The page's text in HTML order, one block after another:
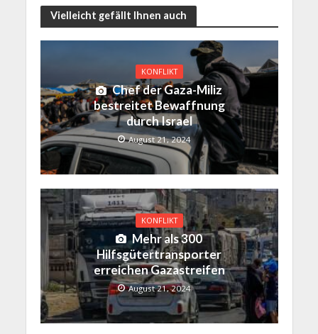
Vielleicht gefällt Ihnen auch
KONFLIKT
Chef der Gaza-Miliz
bestreitet Bewaffnung
durch Israel
August 21, 2024
KONFLIKT
Mehr als 300
Hilfsgütertransporter
erreichen Gazastreifen
August 21, 2024